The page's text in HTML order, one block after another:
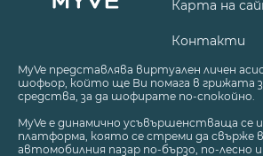
Карта на
Контакти
MyVe представлява виртуален личен
шофьор, който ще Ви помага в грижата
средства, за да шофирате по-спокойно.
MyVe е динамично усъвършенстваща се
платформа, която се стреми да свърже
автомобилния пазар по-бързо, по-лесно